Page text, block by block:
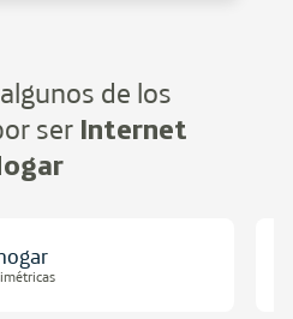
de los
ser Internet